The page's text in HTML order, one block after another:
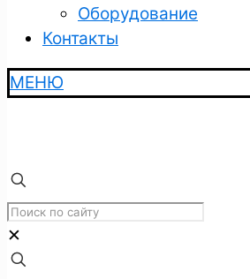
Оборудование
Контакты
МЕНЮ
✕